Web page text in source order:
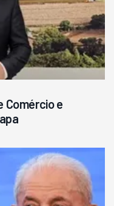
Comércio e